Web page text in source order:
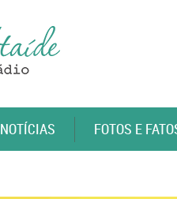
NOTÍCIAS FOTOS E